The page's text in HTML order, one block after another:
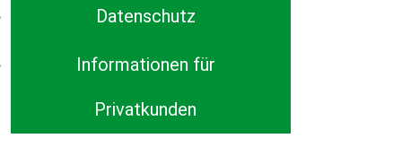
Datenschutz
Informationen für
Privatkunden